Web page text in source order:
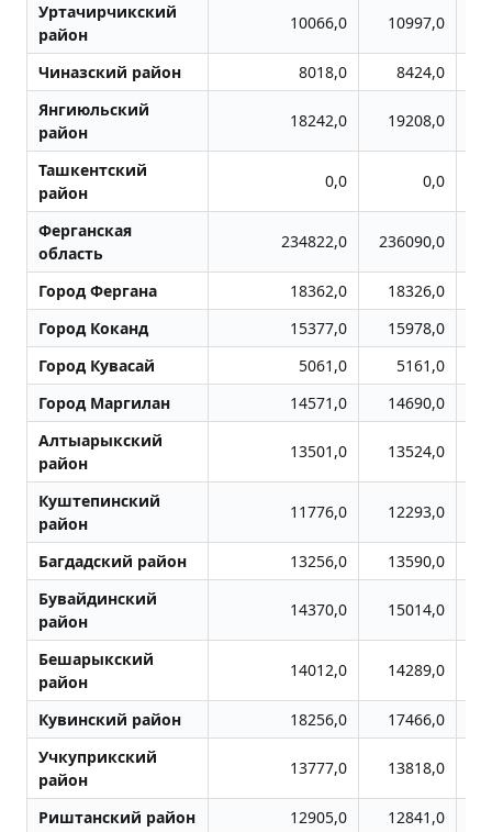
Уртачирчикский
район
10066,0 10997,0
Чиназский район 8018,0
8424,0
Янгиюльский
район
18242,0 19208,0
Ташкентский
район
0,0 0,0
Ферганская
область
234822,0 236090,0
Город Фергана 18362,0 18326,0
Город Коканд
15377,0 15978,0
Город Кувасай
5061,0
5161,0
Город Маpгилан
14571,0 14690,0
Алтыарыкский
район
13501,0 13524,0
Куштепинский
район
11776,0 12293,0
Багдадский район 13256,0 13590,0
Бувайдинский
район
14370,0 15014,0
Бешарыкский
район
14012,0 14289,0
Кувинский район 18256,0 17466,0
Учкуприкский
район
13777,0 13818,0
Риштанский район 12905,0 12841,0